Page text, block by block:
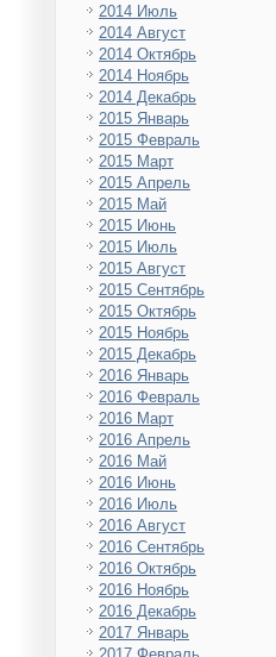
2014 Июль
2014 Август
2014 Октябрь
2014 Ноябрь
2014 Декабрь
2015 Январь
2015 Февраль
2015 Март
2015 Апрель
2015 Май
2015 Июнь
2015 Июль
2015 Август
2015 Сентябрь
2015 Октябрь
2015 Ноябрь
2015 Декабрь
2016 Январь
2016 Февраль
2016 Март
2016 Апрель
2016 Май
2016 Июнь
2016 Июль
2016 Август
2016 Сентябрь
2016 Октябрь
2016 Ноябрь
2016 Декабрь
2017 Январь